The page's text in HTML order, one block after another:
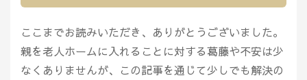
ここまでお読みいただき、ありがとうございました。
親を老人ホームに入れることに対する葛藤や不安は少
なくありませんが、この記事を通じて少しでも解決の